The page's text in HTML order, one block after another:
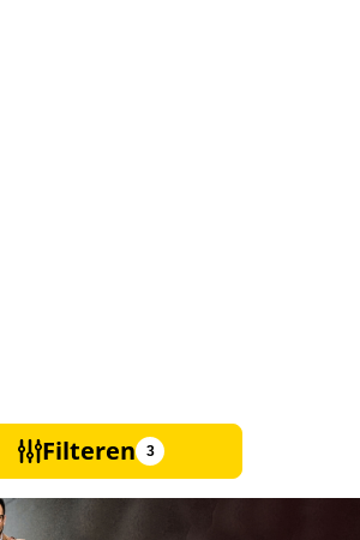
Filteren 3